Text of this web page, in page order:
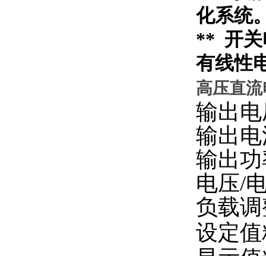
化系统
** 开关
有线性
高压直
输出
输出
输出
电压/
负载
设定